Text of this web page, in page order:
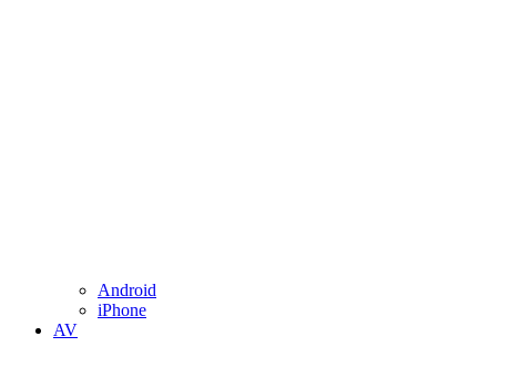
Android
iPhone
AV